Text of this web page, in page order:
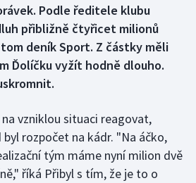
Podle ředitele klubu
přibližně čtyřicet milionů
deník Sport. Z částky měli
Ďolíčku vyžít hodně dlouho.
vzniklou situaci reagovat,
rozpočet na kádr. "Na áčko,
tým máme nyní milion dvě
říká Přibyl s tím, že je to o